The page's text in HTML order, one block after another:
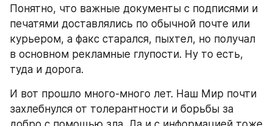
Понятно, что важные документы с подписями и
печатями доставлялись по обычной почте или
курьером, а факс старался, пыхтел, но получал
в основном рекламные глупости. Ну то есть,
туда и дорога.
И вот прошло много-много лет. Наш Мир почти
захлебнулся от толерантности и борьбы за